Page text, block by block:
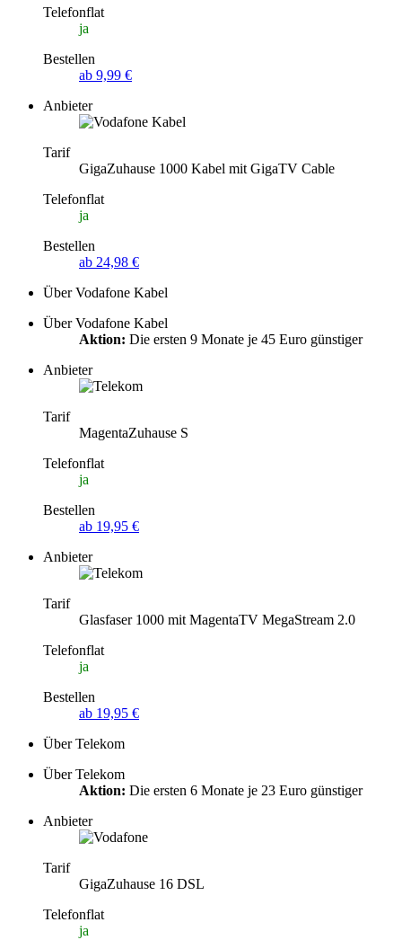
Telefonflat
ja
Bestellen
ab 9,99 €
Anbieter
Tarif
GigaZuhause 1000 Kabel mit GigaTV Cable
Telefonflat
ja
Bestellen
ab 24,98 €
Über Vodafone Kabel
Über Vodafone Kabel
Aktion: Die ersten 9 Monate je 45 Euro günstiger
Anbieter
Tarif
MagentaZuhause S
Telefonflat
ja
Bestellen
ab 19,95 €
Anbieter
Tarif
Glasfaser 1000 mit MagentaTV MegaStream 2.0
Telefonflat
ja
Bestellen
ab 19,95 €
Über Telekom
Über Telekom
Aktion: Die ersten 6 Monate je 23 Euro günstiger
Anbieter
Tarif
GigaZuhause 16 DSL
Telefonflat
ja